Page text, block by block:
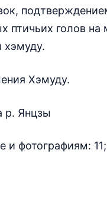
птичьих голов
хэмуду.
Хэмуду.
и фотографиям: 11;